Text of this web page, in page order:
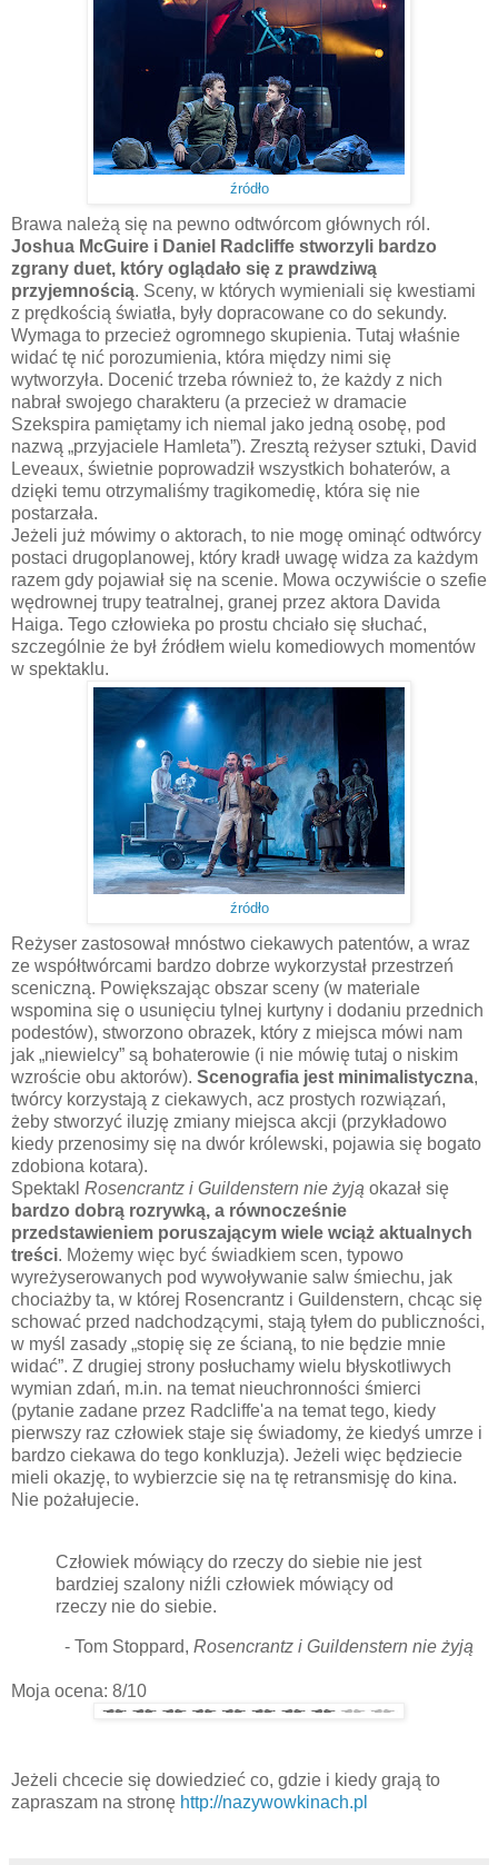
źródło
Brawa należą się na pewno odtwórcom głównych ról.
Joshua McGuire i Daniel Radcliffe stworzyli bardzo
zgrany duet, który oglądało się z prawdziwą
przyjemnością. Sceny, w których wymieniali się kwestiami
z prędkością światła, były dopracowane co do sekundy.
Wymaga to przecież ogromnego skupienia. Tutaj właśnie
widać tę nić porozumienia, która między nimi się
wytworzyła. Docenić trzeba również to, że każdy z nich
nabrał swojego charakteru (a przecież w dramacie
Szekspira pamiętamy ich niemal jako jedną osobę, pod
nazwą „przyjaciele Hamleta”). Zresztą reżyser sztuki, David
Leveaux, świetnie poprowadził wszystkich bohaterów, a
dzięki temu otrzymaliśmy tragikomedię, która się nie
postarzała.
Jeżeli już mówimy o aktorach, to nie mogę ominąć odtwórcy
postaci drugoplanowej, który kradł uwagę widza za każdym
razem gdy pojawiał się na scenie. Mowa oczywiście o szefie
wędrownej trupy teatralnej, granej przez aktora Davida
Haiga. Tego człowieka po prostu chciało się słuchać,
szczególnie że był źródłem wielu komediowych momentów
w spektaklu.
źródło
Reżyser zastosował mnóstwo ciekawych patentów, a wraz
ze współtwórcami bardzo dobrze wykorzystał przestrzeń
sceniczną. Powiększając obszar sceny (w materiale
wspomina się o usunięciu tylnej kurtyny i dodaniu przednich
podestów), stworzono obrazek, który z miejsca mówi nam
jak „niewielcy” są bohaterowie (i nie mówię tutaj o niskim
wzroście obu aktorów). Scenografia jest minimalistyczna,
twórcy korzystają z ciekawych, acz prostych rozwiązań,
żeby stworzyć iluzję zmiany miejsca akcji (przykładowo
kiedy przenosimy się na dwór królewski, pojawia się bogato
zdobiona kotara).
Spektakl Rosencrantz i Guildenstern nie żyją okazał się
bardzo dobrą rozrywką, a równocześnie
przedstawieniem poruszającym wiele wciąż aktualnych
treści. Możemy więc być świadkiem scen, typowo
wyreżyserowanych pod wywoływanie salw śmiechu, jak
chociażby ta, w której Rosencrantz i Guildenstern, chcąc się
schować przed nadchodzącymi, stają tyłem do publiczności,
w myśl zasady „stopię się ze ścianą, to nie będzie mnie
widać”. Z drugiej strony posłuchamy wielu błyskotliwych
wymian zdań, m.in. na temat nieuchronności śmierci
(pytanie zadane przez Radcliffe'a na temat tego, kiedy
pierwszy raz człowiek staje się świadomy, że kiedyś umrze i
bardzo ciekawa do tego konkluzja). Jeżeli więc będziecie
mieli okazję, to wybierzcie się na tę retransmisję do kina.
Nie pożałujecie.
Człowiek mówiący do rzeczy do siebie nie jest
bardziej szalony niźli człowiek mówiący od
rzeczy nie do siebie.
- Tom Stoppard, Rosencrantz i Guildenstern nie żyją
Moja ocena: 8/10
Jeżeli chcecie się dowiedzieć co, gdzie i kiedy grają to
zapraszam na stronę http://nazywowkinach.pl